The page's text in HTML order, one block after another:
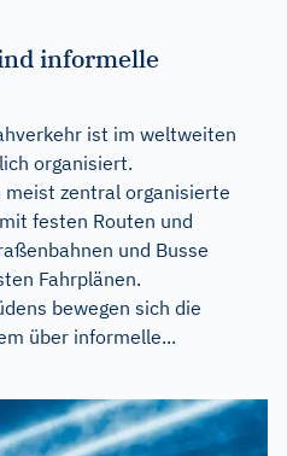
informelle
ist im weltweiten
organisiert.
zentral organisierte
festen Routen und
und Busse
Fahrplänen.
bewegen sich die
über informelle...